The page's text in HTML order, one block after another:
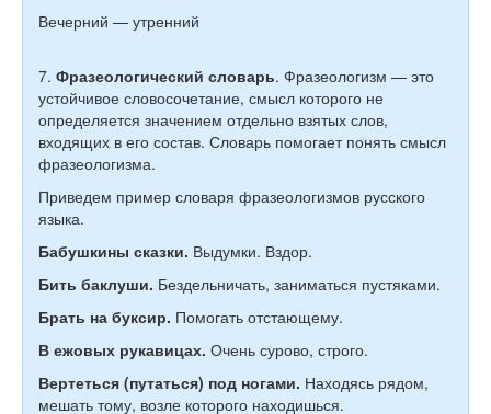
Вечерний — утренний
7. Фразеологический словарь. Фразеологизм — это
устойчивое словосочетание, смысл которого не
определяется значением отдельно взятых слов,
входящих в его состав. Словарь помогает понять смысл
фразеологизма.
Приведем пример словаря фразеологизмов русского
языка.
Бабушкины сказки. Выдумки. Вздор.
Бить баклуши. Бездельничать, заниматься пустяками.
Брать на буксир. Помогать отстающему.
В ежовых рукавицах. Очень сурово, строго.
Вертеться (путаться) под ногами. Находясь рядом,
мешать тому, возле которого находишься.